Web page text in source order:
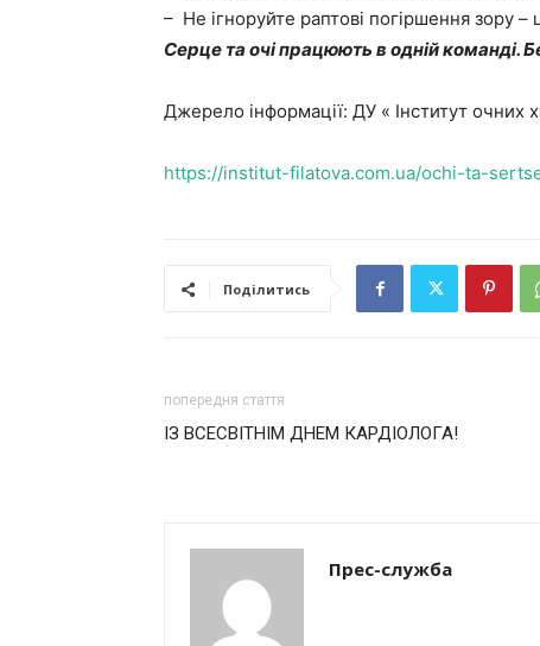
– Не ігноруйте раптові погіршення зору
Серце та очі працюють в одній команді.
Джерело інформації: ДУ « Інститут очних
https://institut-filatova.com.ua/ochi-ta-
Поділитись
попередня стаття
ІЗ ВСЕСВІТНІМ ДНЕМ КАРДІОЛОГА!
Прес-служба